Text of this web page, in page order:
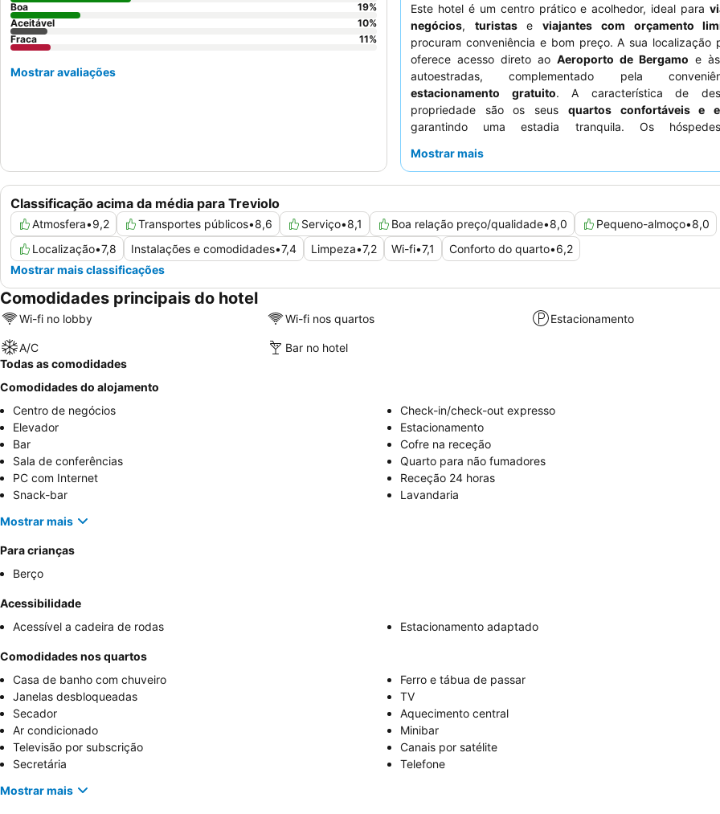
Este hotel é um centro prático e acolhedor, ideal para
negócios, turistaseviajantes com orçamento
procuram conveniência e bom preço. A sua localização
oferece acesso direto ao Aeroporto de Bergamo e
autoestradas, complementado pela
estacionamento gratuito. A característica de
propriedade são os seus quartos confortáveis e
garantindo uma estadia tranquila. Os
pequeno-almoço é frequentemente destacado como
Mostrar mais
Classificação acima da média para Treviolo
Atmosfera•9,2 Transportes públicos•8,6 Serviço•8,1 Boa relação preço/qualidade•8,0 Pequeno-almoço•8,0
Localização•7,8 Instalações e comodidades•7,4 Limpeza•7,2 Wi-fi•7,1 Conforto do quarto•6,2
Mostrar mais classificações
Boa
19%
Aceitável
10%
Fraca
11%
Mostrar avaliações
Comodidades principais do hotel
Wi-fi no lobby Wi-fi nos quartos Estacionamento
A/C
Bar no hotel
Todas as comodidades
Comodidades do alojamento
Centro de negócios
Check-in/check-out expresso
Elevador
Estacionamento
Bar
Cofre na receção
Sala de conferências
Quarto para não fumadores
PC com Internet
Receção 24 horas
Snack-bar
Lavandaria
Mostrar mais
Para crianças
Berço
Acessibilidade
Acessível a cadeira de rodas
Estacionamento adaptado
Comodidades nos quartos
Casa de banho com chuveiro
Ferro e tábua de passar
Janelas desbloqueadas
TV
Secador
Aquecimento central
Ar condicionado
Minibar
Televisão por subscrição
Canais por satélite
Secretária
Telefone
Mostrar mais